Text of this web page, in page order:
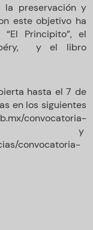
la preservación y
este objetivo ha
Principito”, el
y el libro
hasta el 7 de
en los siguientes
convocatoria-
y
convocatoria-